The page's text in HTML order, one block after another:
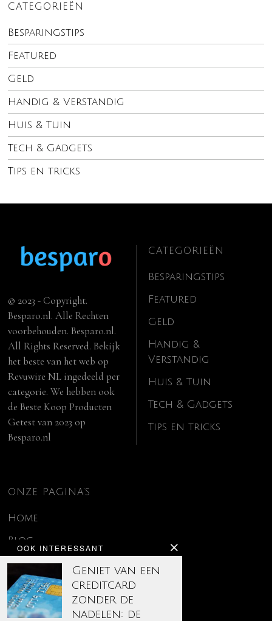
CATEGORIEËN
Besparingstips
Featured
Geld
Handig & Verstandig
Huis & Tuin
Tech & Gadgets
Tips en tricks
OOK INTERESSANT
Geniet van een
creditcard
zonder de
nadelen: de
© 2023 - Copyright.
Besparo.nl. Alle Rechten
voorbehouden. Besparo.nl.
All Rights Reserved. Bekijk
het beste van het web op
Revuwire NL ingedeeld per
categorie. We hebben ook
deBeste Koop Producten
Getest van 2023 op
Besparo.nl
CATEGORIEËN
Besparingstips
Featured
Geld
Handig &
Verstandig
Huis & Tuin
Tech & Gadgets
Tips en tricks
ONZE PAGINA’S
Home
Blog
Contact
Disclaimer
Over ons